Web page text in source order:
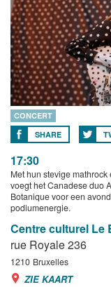
CONCERT
SHARE
17:30
Met hun stevige
voegt het Canadese duo
Botanique voor een
podiumenergie.
Centre culturel Le
rue Royale 236
1210 Bruxelles
ZIE KAART